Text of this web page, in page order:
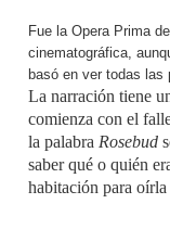
Fue la Opera Prima
cinematográfica,
basó en ver todas
La narración tiene
comienza con el
la palabra Rosebud
saber qué o quién
habitación para